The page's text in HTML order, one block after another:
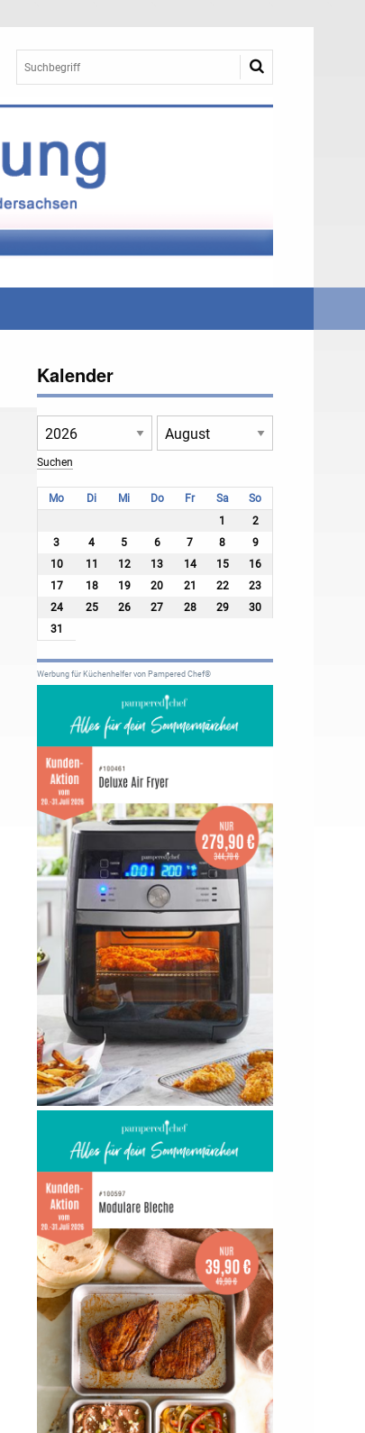
Kalender
Mo Di Mi Do Fr Sa
So
1
2
3
4 5 6 7 8
9
10
11 12 13 14 15
16
17
18 19 20 21 22
23
24
25 26 27 28 29
30
31
Werbung für Küchenhelfer von Pampered Chef®